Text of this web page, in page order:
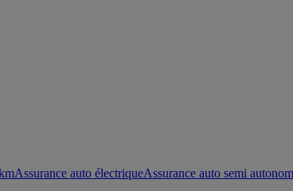
Assurance auto électriqueAssurance auto semi